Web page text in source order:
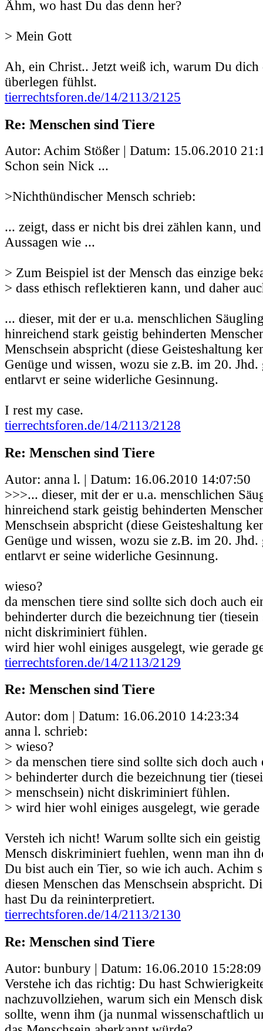
Ähm, wo hast Du das denn her?
> Mein Gott
Ah, ein Christ.. Jetzt weiß ich, warum Du dich
überlegen fühlst.
tierrechtsforen.de/14/2113/2125
Re: Menschen sind Tiere
Autor: Achim Stößer | Datum: 15.06.2010
Schon sein Nick ...
>Nichthündischer Mensch schrieb:
... zeigt, dass er nicht bis drei zählen kann,
Aussagen wie ...
> Zum Beispiel ist der Mensch das einzige
> dass ethisch reflektieren kann, und daher
... dieser, mit der er u.a. menschlichen
hinreichend stark geistig behinderten
Menschsein abspricht (diese Geisteshaltung
Genüge und wissen, wozu sie z.B. im 20.
entlarvt er seine widerliche Gesinnung.
I rest my case.
tierrechtsforen.de/14/2113/2128
Re: Menschen sind Tiere
Autor: anna l. | Datum: 16.06.2010 14:07:50
>>>... dieser, mit der er u.a. menschlichen
hinreichend stark geistig behinderten
Menschsein abspricht (diese Geisteshaltung
Genüge und wissen, wozu sie z.B. im 20.
entlarvt er seine widerliche Gesinnung.
wieso?
da menschen tiere sind sollte sich doch auch
behinderter durch die bezeichnung tier (tiesein
nicht diskriminiert fühlen.
wird hier wohl einiges ausgelegt, wie gerade
tierrechtsforen.de/14/2113/2129
Re: Menschen sind Tiere
Autor: dom | Datum: 16.06.2010 14:23:34
anna l. schrieb:
> wieso?
> da menschen tiere sind sollte sich doch auch
> behinderter durch die bezeichnung tier
> menschsein) nicht diskriminiert fühlen.
> wird hier wohl einiges ausgelegt, wie gerade
Versteh ich nicht! Warum sollte sich ein
Mensch diskriminiert fuehlen, wenn man ihn
Du bist auch ein Tier, so wie ich auch. Achim
diesen Menschen das Menschsein abspricht.
hast Du da reininterpretiert.
tierrechtsforen.de/14/2113/2130
Re: Menschen sind Tiere
Autor: bunbury | Datum: 16.06.2010 15:28:09
Verstehe ich das richtig: Du hast
nachzuvollziehen, warum sich ein Mensch
sollte, wenn ihm (ja nunmal wissenschaftlich